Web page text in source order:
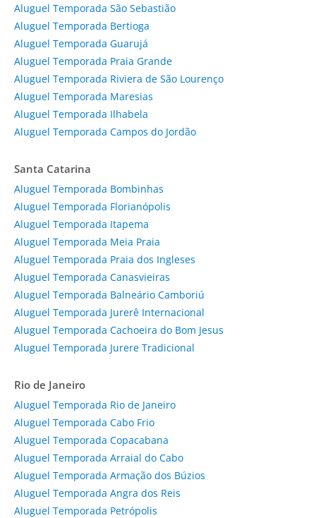
Aluguel Temporada São Sebastião
Aluguel Temporada Bertioga
Aluguel Temporada Guarujá
Aluguel Temporada Praia Grande
Aluguel Temporada Riviera de São Lourenço
Aluguel Temporada Maresias
Aluguel Temporada Ilhabela
Aluguel Temporada Campos do Jordão
Santa Catarina
Aluguel Temporada Bombinhas
Aluguel Temporada Florianópolis
Aluguel Temporada Itapema
Aluguel Temporada Meia Praia
Aluguel Temporada Praia dos Ingleses
Aluguel Temporada Canasvieiras
Aluguel Temporada Balneário Camboriú
Aluguel Temporada Jurerê Internacional
Aluguel Temporada Cachoeira do Bom Jesus
Aluguel Temporada Jurere Tradicional
Rio de Janeiro
Aluguel Temporada Rio de Janeiro
Aluguel Temporada Cabo Frio
Aluguel Temporada Copacabana
Aluguel Temporada Arraial do Cabo
Aluguel Temporada Armação dos Búzios
Aluguel Temporada Angra dos Reis
Aluguel Temporada Petrópolis